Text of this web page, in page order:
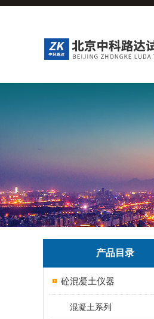
产品目录
砼混凝土仪器
混凝土系列